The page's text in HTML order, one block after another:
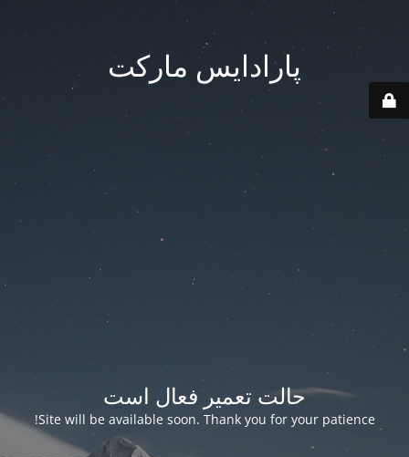
پارادایس مارکت
حالت تعمیر فعال است
Site will be available soon. Thank you for your patience!